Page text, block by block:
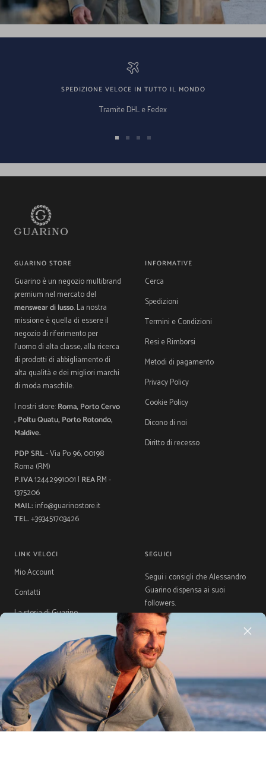
SPEDIZIONE VELOCE IN TUTTO IL MONDO
Tramite DHL e Fedex
Vai Vai Vai Vai
GUARINO STORE
Guarino è un negozio multibrand
premium nel mercato del
menswear di lusso. La nostra
missione è quella di essere il
negozio di riferimento per
l'uomo di alta classe, alla ricerca
di prodotti di abbigliamento di
alta qualità e dei migliori marchi
di moda maschile.
I nostri store:Roma, Porto Cervo
, Poltu Quatu, Porto Rotondo,
Maldive.
PDP SRL- Via Po 96, 00198
Roma (RM)
P.IVA12442991001 | REARM -
1375206
MAIL: info@guarinostore.it
TEL.+393451703426
INFORMATIVE
Cerca
Spedizioni
Termini e Condizioni
Resi e Rimborsi
Metodi di pagamento
Privacy Policy
Cookie Policy
Dicono di noi
Diritto di recesso
LINK VELOCI
Mio Account
Contatti
La storia di Guarino
Guida Taglie
Acquista ora, Paga dopo con
Klarna
SEGUICI
Segui i consigli che Alessandro
Guarino dispensa ai suoi
followers.
Paese/Area
Lingua